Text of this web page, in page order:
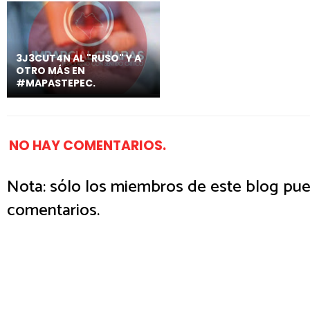
3J3CUT4N AL "RUSO" Y A
OTRO MÁS EN
#MAPASTEPEC.
NO HAY COMENTARIOS.
Nota: sólo los miembros de este blog
comentarios.